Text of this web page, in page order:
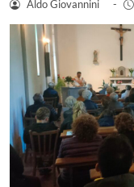
Aldo Giovannini -